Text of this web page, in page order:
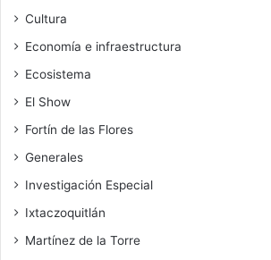
Cultura
Economía e infraestructura
Ecosistema
El Show
Fortín de las Flores
Generales
Investigación Especial
Ixtaczoquitlán
Martínez de la Torre